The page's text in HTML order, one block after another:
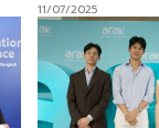
11/07/2025